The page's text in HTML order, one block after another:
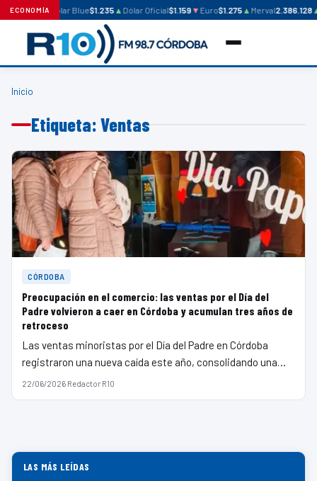
ECONOMÍADólar Blue$1.235▲ Dólar Oficial$1.159▼Euro$1.275▲ Merval2.386.128
Inicio
Etiqueta: Ventas
CÓRDOBA
Preocupación en el comercio: las ventas por el Día del
Padre volvieron a caer en Córdoba y acumulan tres años de
retroceso
Las ventas minoristas por el Día del Padre en Córdoba
registraron una nueva caída este año, consolidando una…
22/06/2026·Redactor R10
LAS MÁS LEÍDAS